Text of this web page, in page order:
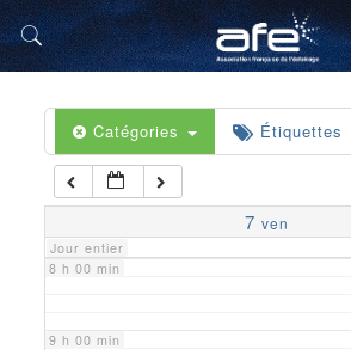
Catégories Étiquettes
7 ven
Jour entier
5 h 00 min
6 h 00 min
7 h 00 min
8 h 00 min
9 h 00 min